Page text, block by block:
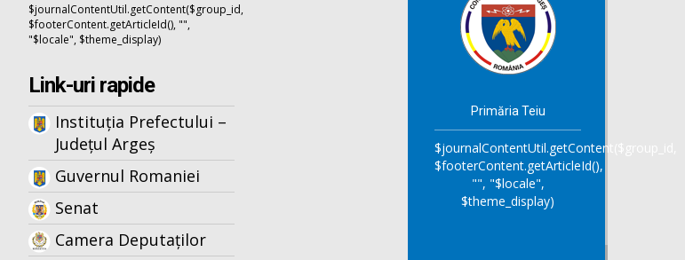
$journalContentUtil.getContent($group_id,
$footerContent.getArticleId(), "",
"$locale", $theme_display)
Link-uri rapide
Instituția Prefectului –
Județul Argeș
Guvernul Romaniei
Senat
Camera Deputaților
Primăria Teiu
$journalContentUtil.getContent($group_id,
$footerContent.getArticleId(),
"", "$locale",
$theme_display)